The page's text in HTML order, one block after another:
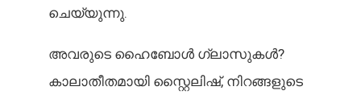
ചെയ്യുന്നു.
അവരുടെ ഹൈബോൾ ഗ്ലാസുകൾ?
കാലാതീതമായി സ്റ്റൈലിഷ്, നിറങ്ങളുടെ